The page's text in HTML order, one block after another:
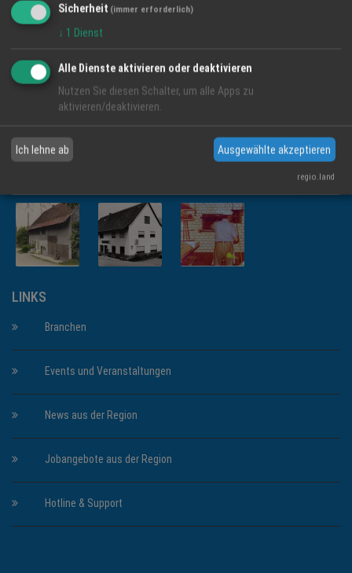
LINKS
Branchen
Events und Veranstaltungen
News aus der Region
Jobangebote aus der Region
Hotline & Support
Sicherheit (immer erforderlich)
↓ 1 Dienst
Alle Dienste aktivieren oder deaktivieren
Nutzen Sie diesen Schalter, um alle Apps zu
aktivieren/deaktivieren.
Ich lehne ab Ausgewählte akzeptieren
regio.land